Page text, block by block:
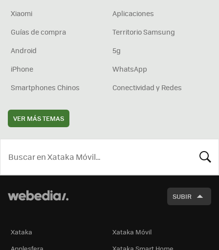
Xiaomi
Aplicaciones
Guías de compra
Territorio Samsung
Android
5g
iPhone
WhatsApp
Smartphones Chinos
Conectividad y Redes
VER MÁS TEMAS
SUBIR
Xataka
Xataka Móvil